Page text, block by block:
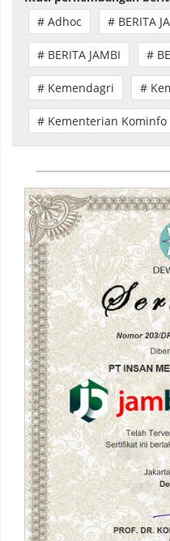
# Adhoc
# BERITA
# BERITA JAMBI #
# Kemendagri #
# Kementerian Kominfo